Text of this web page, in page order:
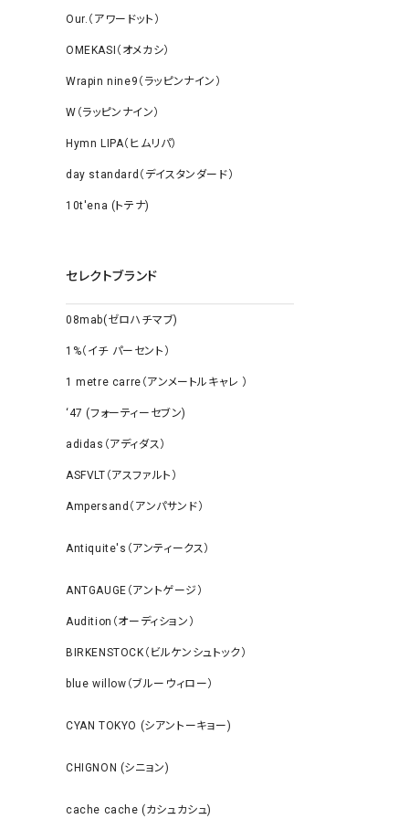
Our.（アワードット）
OMEKASI（オメカシ）
Wrapin nine9（ラッピンナイン）
W（ラッピンナイン）
Hymn LIPA（ヒムリパ）
day standard（デイスタンダード）
10t'ena (トテナ)
セレクトブランド
08mab(ゼロハチマブ)
1%（イチ パーセント）
1 metre carre（アンメートルキャレ ）
‘47 (フォーティーセブン)
adidas（アディダス）
ASFVLT（アスファルト）
Ampersand（アンパサンド）
Antiquite's（アンティークス）
ANTGAUGE（アントゲージ）
Audition（オーディション）
BIRKENSTOCK（ビルケンシュトック）
blue willow（ブルーウィロー）
CYAN TOKYO (シアントーキョー)
CHIGNON (シニョン)
cache cache (カシュカシュ)